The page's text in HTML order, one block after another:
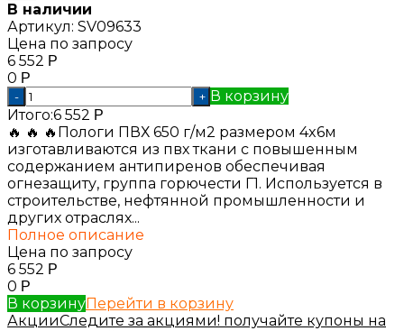
В наличии
Артикул: SV09633
Цена по запросу
6 552 Р
0 Р
- + В корзину
Итого:6 552 Р
🔥 🔥 🔥Пологи ПВХ 650 г/м2 размером 4x6м
изготавливаются из пвх ткани с повышенным
содержанием антипиренов обеспечивая
огнезащиту, группа горючести Г1. Используется в
строительстве, нефтянной промышленности и
других отраслях...
Полное описание
Цена по запросу
6 552 Р
0 Р
В корзинуПерейти в корзину
АкцииСледите за акциями! получайте купоны на